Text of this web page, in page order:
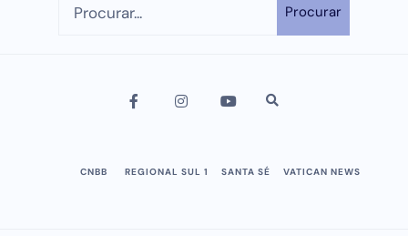
Procurar
CNBB REGIONAL SUL 1 SANTA SÉ VATICAN NEWS